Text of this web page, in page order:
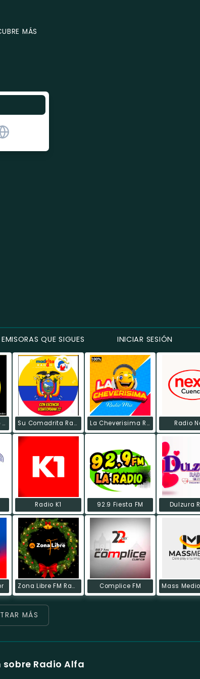
MÁS
EMISORAS QUE SIGUES INICIAR SESIÓN
Fantasma Radio Online Su Comadrita Radio La Cheverisima Radio Mix. Radio
Radio K1 92.9 Fiesta FM Dulzura
Zona Libre FM Radio Tv Complice FM
MÁS
Radio Alfa